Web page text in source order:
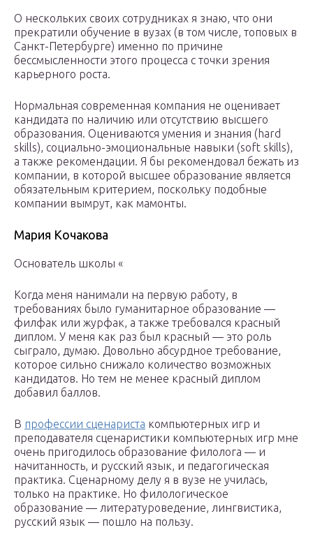
О нескольких своих сотрудниках я знаю, что они
прекратили обучение в вузах (в том числе, топовых в
Санкт-Петербурге) именно по причине
бессмысленности этого процесса с точки зрения
карьерного роста.
Нормальная современная компания не оценивает
кандидата по наличию или отсутствию высшего
образования. Оцениваются умения и знания (hard
skills), социально-эмоциональные навыки (soft skills),
а также рекомендации. Я бы рекомендовал бежать из
компании, в которой высшее образование является
обязательным критерием, поскольку подобные
компании вымрут, как мамонты.
Мария Кочакова
Основатель школы «
Когда меня нанимали на первую работу, в
требованиях было гуманитарное образование —
филфак или журфак, а также требовался красный
диплом. У меня как раз был красный — это роль
сыграло, думаю. Довольно абсурдное требование,
которое сильно снижало количество возможных
кандидатов. Но тем не менее красный диплом
добавил баллов.
В профессии сценариста компьютерных игр и
преподавателя сценаристики компьютерных игр мне
очень пригодилось образование филолога — и
начитанность, и русский язык, и педагогическая
практика. Сценарному делу я в вузе не училась,
только на практике. Но филологическое
образование — литературоведение, лингвистика,
русский язык — пошло на пользу.